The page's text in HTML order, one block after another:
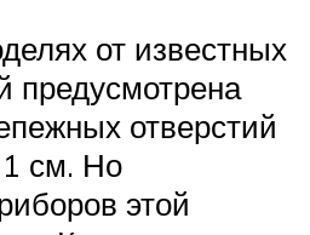
от известных
предусмотрена
отверстий
см. Но
этой